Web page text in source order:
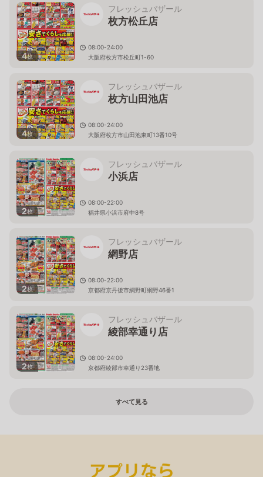
4枚
フレッシュバザール
枚方松丘店
08:00-24:00
大阪府枚方市松丘町1-60
4枚
フレッシュバザール
枚方山田池店
08:00-24:00
大阪府枚方市山田池東町13番10号
2枚
フレッシュバザール
小浜店
08:00-22:00
福井県小浜市府中8号
2枚
フレッシュバザール
網野店
08:00-22:00
京都府京丹後市網野町網野46番1
2枚
フレッシュバザール
綾部幸通り店
08:00-24:00
京都府綾部市幸通り23番地
すべて見る